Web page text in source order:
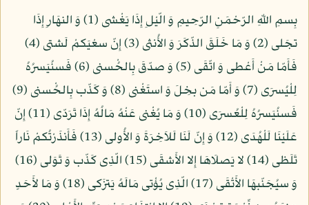
بِسمِ اللّهِ الرّحْمَنِ الرّحِيمِ وَ الّيْلِ إِذَا يَغْشى (1) وَ النهَارِ إِذَا
تجَلى (2) وَ مَا خَلَقَ الذّكَرَ وَ الأُنثى (3) إِنّ سعْيَكمْ لَشتى (4)
فَأَمّا مَنْ أَعْطى وَ اتّقَى (5) وَ صدّقَ بِالحُْسنى (6) فَسنُيَسرُهُ
لِلْيُسرَى (7) وَ أَمّا مَن بخِلَ وَ استَغْنى (8) وَ كَذّب بِالحُْسنى (9)
فَسنُيَسرُهُ لِلْعُسرَى (10) وَ مَا يُغْنى عَنْهُ مَالُهُ إِذَا تَرَدّى (11) إِنّ
عَلَيْنَا لَلْهُدَى (12) وَ إِنّ لَنَا لَلاَخِرَةَ وَ الأُولى (13) فَأَنذَرْتُكمْ نَاراً
تَلَظى (14) لا يَصلَاهَا إِلا الأَشقَى (15) الّذِى كَذّب وَ تَوَلى (16)
وَ سيُجَنّبهَا الأَتْقَى (17) الّذِى يُؤْتى مَالَهُ يَتزَكى (18) وَ مَا لأَحَدٍ